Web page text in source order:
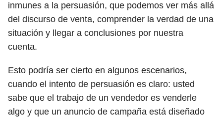
inmunes a la persuasión, que podemos ver más allá
del discurso de venta, comprender la verdad de una
situación y llegar a conclusiones por nuestra
cuenta.
Esto podría ser cierto en algunos escenarios,
cuando el intento de persuasión es claro: usted
sabe que el trabajo de un vendedor es venderle
algo y que un anuncio de campaña está diseñado